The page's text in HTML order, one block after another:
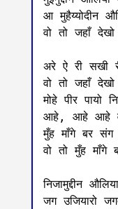
आ मुहैय्योदीन
वो तो जहाँ
अरे ऐ री सखी
वो तो जहाँ
मोहे पीर पायो
आहे, आहे आहे
मुँह माँगे बर संग
वो तो मुँह माँगे
निजामुद्दीन
जग उजियारो